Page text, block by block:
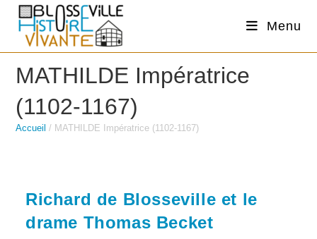
content
Menu
MATHILDE Impératrice
(1102-1167)
Accueil / MATHILDE Impératrice (1102-1167)
Richard de Blosseville et le
drame Thomas Becket